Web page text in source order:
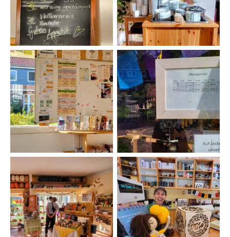
Veranstaltungsplan Tür zum Shop YVN
Im Shop YVN Krishnashakti im Shop